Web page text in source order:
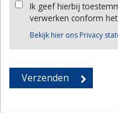
Ik geef hierbij
verwerken conform
Bekijk hier ons Privacy